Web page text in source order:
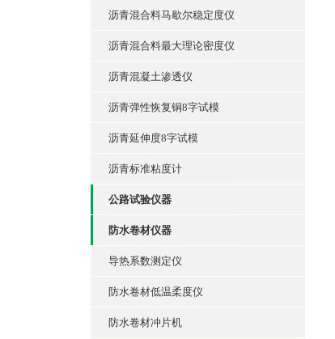
沥青混合料马歇尔稳定度仪
沥青混合料最大理论密度仪
沥青混凝土渗透仪
沥青弹性恢复铜8字试模
沥青延伸度8字试模
沥青标准粘度计
公路试验仪器
防水卷材仪器
导热系数测定仪
防水卷材低温柔度仪
防水卷材冲片机